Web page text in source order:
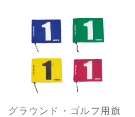
グラウンド・ゴルフ用旗